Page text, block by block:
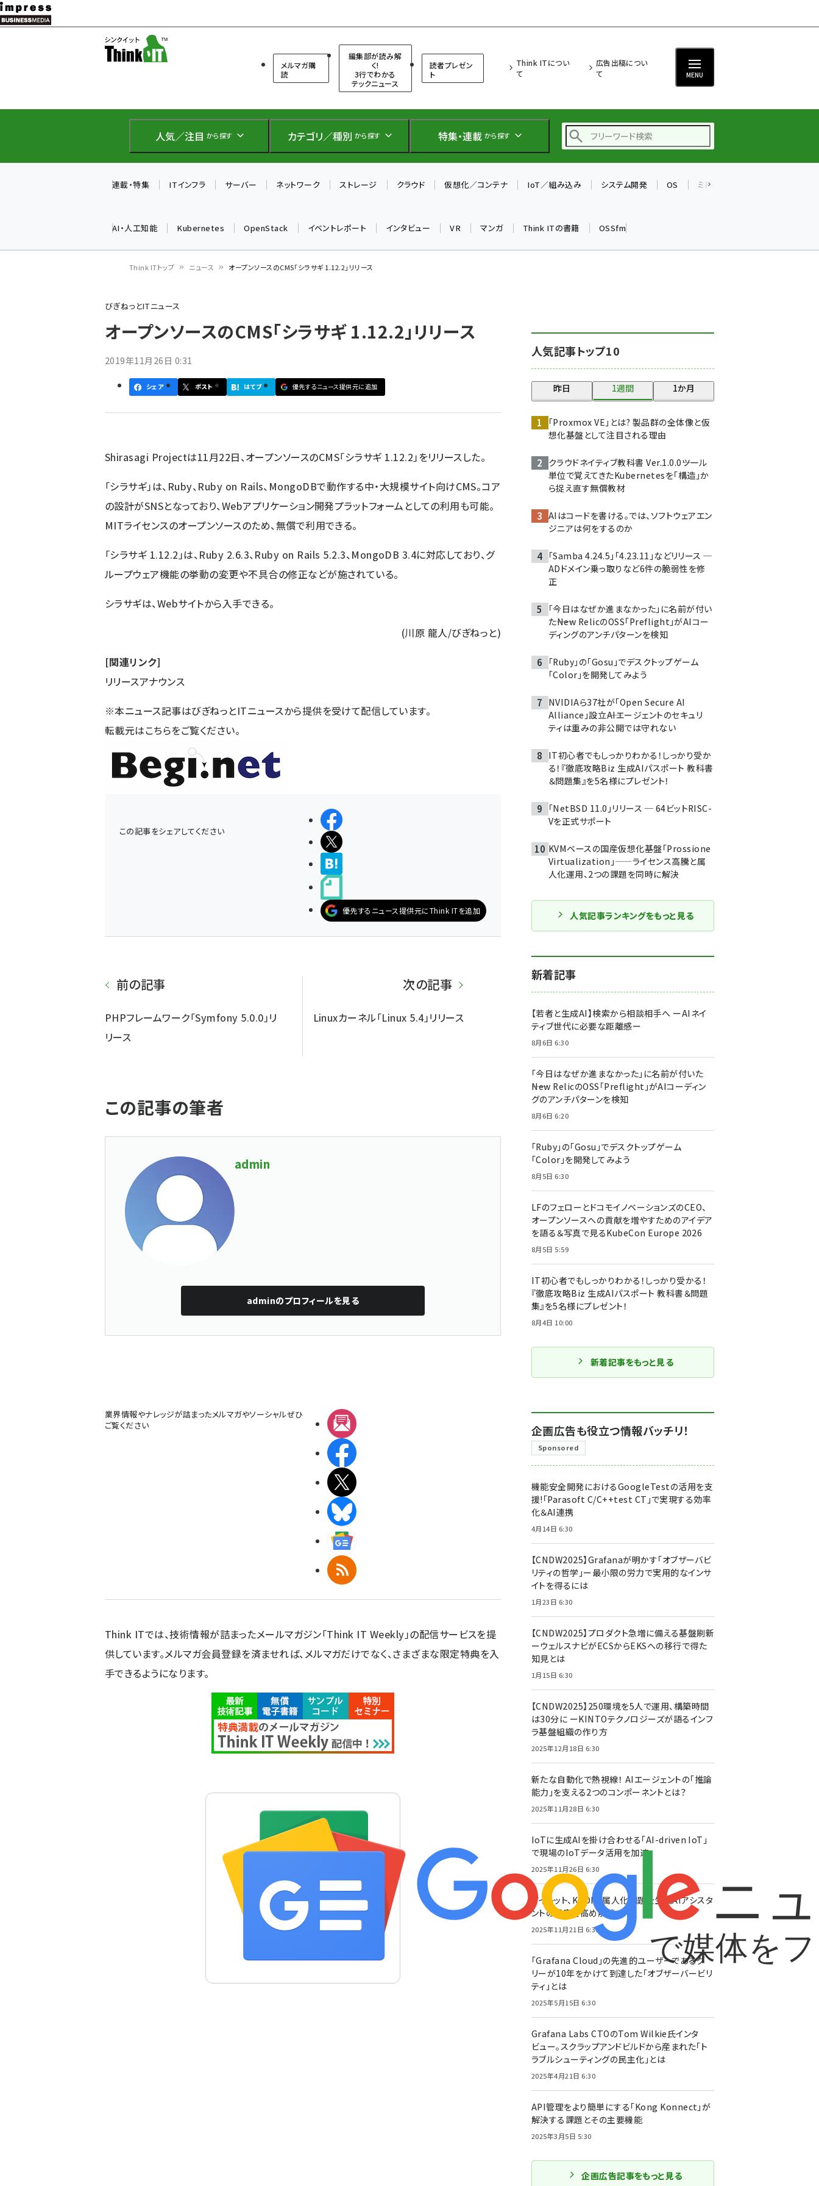
メ
イ
テ
に
メルマガ購
読
編集部が読み解
く!
3行でわかる
テックニュース
読者プレゼン
ト
Think ITについ
て
広告出稿につい
て
MENU
人気／注目 から探す カテゴリ／種別 から探す 特集・連載 から探す
仲間と築いた勝利の絆～
drupal (1940)
genai (1473)
ai crunch (1347)
連載・特集 ITインフラ サーバー ネットワーク ストレージ クラウド 仮想化／コンテナ IoT／組み込み システム開発 OS ミドルウェア
AI・人工知能 Kubernetes OpenStack イベントレポート インタビュー VR マンガ Think ITの書籍 OSSfm
ン
く
ず
Think ITトップ ニュース オープンソースのCMS「シラサギ 1.12.2」リリース
びぎねっとITニュース
オープンソースのCMS「シラサギ 1.12.2」リリース
2019年11月26日 0:31
シェア ポスト はてブ 優先するニュース提供元に追加
Shirasagi Projectは11月22日、オープンソースのCMS「シラサギ 1.12.2」をリリースした。
「シラサギ」は、Ruby、Ruby on Rails、MongoDBで動作する中・大規模サイト向けCMS。コア
の設計がSNSとなっており、Webアプリケーション開発プラットフォームとしての利用も可能。
MITライセンスのオープンソースのため、無償で利用できる。
「シラサギ 1.12.2」は、Ruby 2.6.3、Ruby on Rails 5.2.3、MongoDB 3.4に対応しており、グ
ループウェア機能の挙動の変更や不具合の修正などが施されている。
シラサギは、Webサイトから入手できる。
(川原 龍人/びぎねっと)
[関連リンク]
リリースアナウンス
※本ニュース記事はびぎねっとITニュースから提供を受けて配信しています。
転載元はこちらをご覧ください。
この記事をシェアしてください
シェアする
ポストする
優先するニュース提供元にThink ITを追加
前の記事
PHPフレームワーク「Symfony 5.0.0」リ
リース
次の記事
Linuxカーネル「Linux 5.4」リリース
この記事の筆者
admin
adminのプロフィールを見る
業界情報やナレッジが詰まったメルマガやソーシャルぜひ
ご覧ください
RSS
Think ITでは、技術情報が詰まったメールマガジン「Think IT Weekly」の配信サービスを提
供しています。メルマガ会員登録を済ませれば、メルマガだけでなく、さまざまな限定特典を入
手できるようになります。
人気記事トップ10
昨日 1週間 1か月
「Proxmox VE」とは? 製品群の全体像と仮
想化基盤として注目される理由
クラウドネイティブ教科書 Ver.1.0.0――ツール
単位で覚えてきたKubernetesを「構造」か
ら捉え直す無償教材
AIはコードを書ける。では、ソフトウェアエン
ジニアは何をするのか
「Samba 4.24.5」「4.23.11」などリリース ─
ADドメイン乗っ取りなど6件の脆弱性を修
正
「今日はなぜか進まなかった」に名前が付い
た――New RelicのOSS「Preflight」がAIコー
ディングのアンチパターンを検知
「Ruby」の「Gosu」でデスクトップゲーム
「Color」を開発してみよう
NVIDIAら37社が「Open Secure AI
Alliance」設立――AIエージェントのセキュリ
ティは重みの非公開では守れない
IT初心者でもしっかりわかる！しっかり受か
る！『徹底攻略Biz 生成AIパスポート 教科書
＆問題集』を5名様にプレゼント！
「NetBSD 11.0」リリース ─ 64ビットRISC-
Vを正式サポート
KVMベースの国産仮想化基盤「Prossione
Virtualization」——ライセンス高騰と属
人化運用、2つの課題を同時に解決
人気記事ランキングをもっと見る
新着記事
【若者と生成AI】検索から相談相手へ ーAIネイ
ティブ世代に必要な距離感ー
8月6日 6:30
「今日はなぜか進まなかった」に名前が付いた
――New RelicのOSS「Preflight」がAIコーディン
グのアンチパターンを検知
8月6日 6:20
「Ruby」の「Gosu」でデスクトップゲーム
「Color」を開発してみよう
8月5日 6:30
LFのフェローとドコモイノベーションズのCEO、
オープンソースへの貢献を増やすためのアイデア
を語る＆写真で見るKubeCon Europe 2026
8月5日 5:59
IT初心者でもしっかりわかる！しっかり受かる！
『徹底攻略Biz 生成AIパスポート 教科書＆問題
集』を5名様にプレゼント！
8月4日 10:00
新着記事をもっと見る
企画広告も役立つ情報バッチリ！
Sponsored
機能安全開発におけるGoogleTestの活用を支
援!「Parasoft C/C++test CT」で実現する効率
化＆AI連携
4月14日 6:30
【CNDW2025】Grafanaが明かす「オブザーバビ
リティの哲学」ー最小限の労力で実用的なインサ
イトを得るには
1月23日 6:30
【CNDW2025】プロダクト急増に備える基盤刷新
ーウェルスナビがECSからEKSへの移行で得た
知見とは
1月15日 6:30
【CNDW2025】250環境を5人で運用、構築時間
は30分に ーKINTOテクノロジーズが語るインフ
ラ基盤組織の作り方
2025年12月18日 6:30
新たな自動化で熱視線！ AIエージェントの「推論
能力」を支える2つのコンポーネントとは？
2025年11月28日 6:30
IoTに生成AIを掛け合わせる「AI-driven IoT」
で現場のIoTデータ活用を加速
2025年11月26日 6:30
アイレット、KDDIの属人化問題を生成AIアシスタ
ントの精度を高め解消へ
2025年11月21日 6:30
「Grafana Cloud」の先進的ユーザーであるグ
リーが10年をかけて到達した「オブザーバービリ
ティ」とは
2025年5月15日 6:30
Grafana Labs CTOのTom Wilkie氏インタ
ビュー。スクラップアンドビルドから産まれた「ト
ラブルシューティングの民主化」とは
2025年4月21日 6:30
API管理をより簡単にする「Kong Konnect」が
解決する課題とその主要機能
2025年3月5日 5:30
企画広告記事をもっと見る